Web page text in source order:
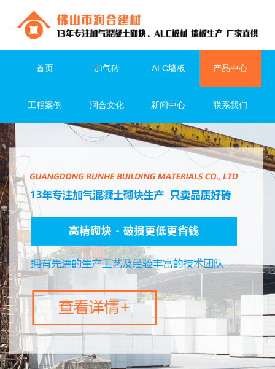
首页 加气砖 ALC墙板 产品中心
工程案例 润合文化 新闻中心 联系我们